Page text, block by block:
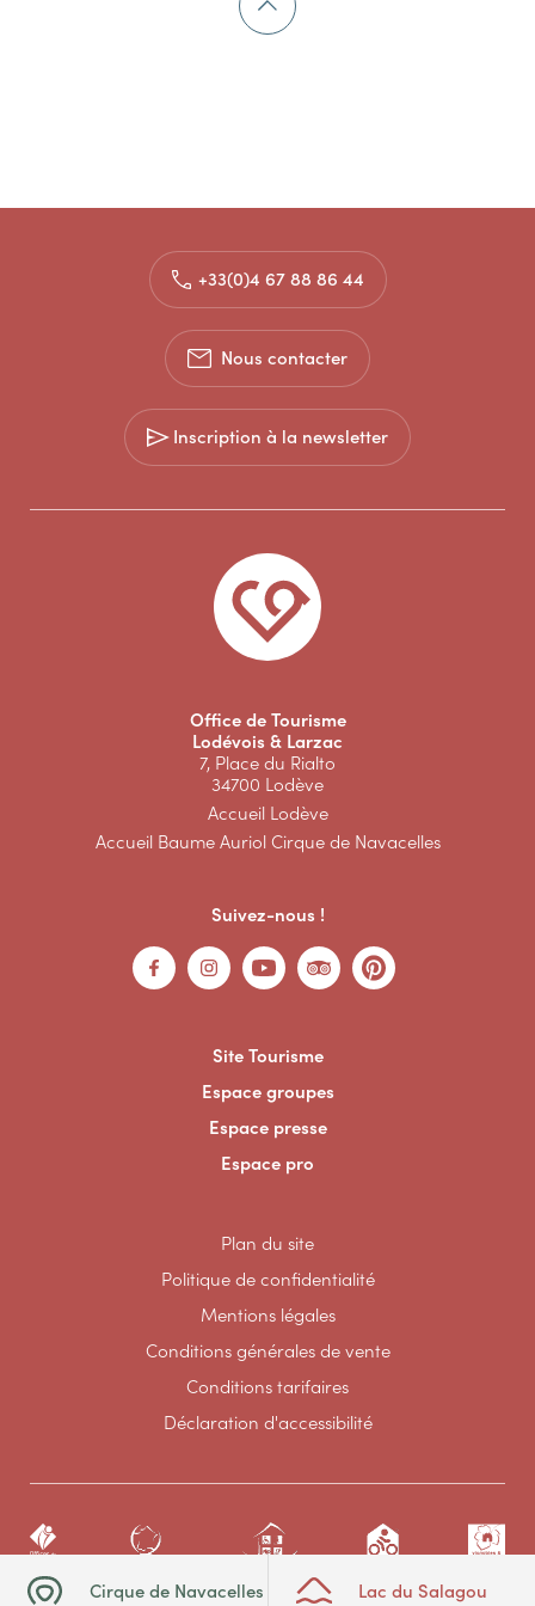
Cirque de Navacelles Lac du Salagou
+33(0)4 67 88 86 44
Nous contacter
Inscription à la newsletter
Office de Tourisme
Lodévois & Larzac
7, Place du Rialto
34700 Lodève
Accueil Lodève
Accueil Baume Auriol Cirque de Navacelles
Suivez-nous !
Site Tourisme
Espace groupes
Espace presse
Espace pro
Plan du site
Politique de confidentialité
Mentions légales
Conditions générales de vente
Conditions tarifaires
Déclaration d'accessibilité